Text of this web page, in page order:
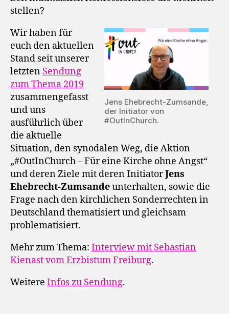
stellen?
Jens Ehebrecht-Zumsande,
der Initiator von
#OutInChurch.
Wir haben für
euch den aktuellen
Stand seit unserer
letzten Sendung
zum Thema 2019
zusammengefasst
und uns
ausführlich über
die aktuelle
Situation, den synodalen Weg, die Aktion
„#OutInChurch – Für eine Kirche ohne Angst“
und deren Ziele mit deren InitiatorJens
Ehebrecht-Zumsandeunterhalten, sowie die
Frage nach den kirchlichen Sonderrechten in
Deutschland thematisiert und gleichsam
problematisiert.
Mehr zum Thema: Interview mit Sebastian
Kienast vom Erzbistum Freiburg.
Weitere Infos zu Sendung.